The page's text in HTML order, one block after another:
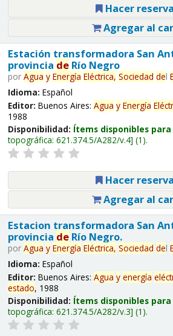
Hacer reserva
Agregar al
Estación transformadora San
provincia deRío Negro
por Agua y Energía Eléctrica, Sociedad del
Idioma: Español
Editor: Buenos Aires: Agua y Energía
1988
Disponibilidad: Ítems disponibles
topográfica: 621.374.5/A282/v.4 (1).
Hacer reserva
Agregar al
Estacion transformadora San
provincia deRío Negro.
por Agua y Energía Eléctrica, Sociedad del
Idioma: Español
Editor: Buenos Aires: Agua y energía
estado, 1988
Disponibilidad: Ítems disponibles
topográfica: 621.374.5/A282/v.3 (1).